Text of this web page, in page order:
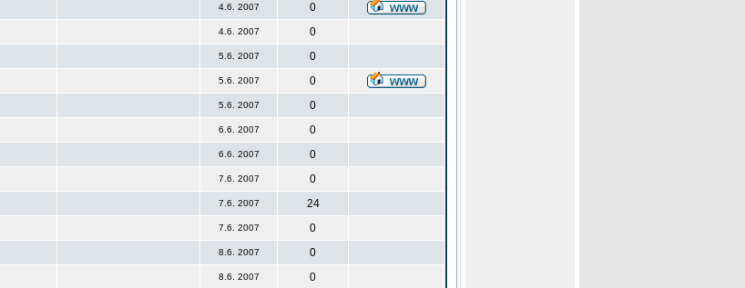
4.6. 2007
0
4.6. 2007
0
5.6. 2007
0
5.6. 2007
0
5.6. 2007
0
6.6. 2007
0
6.6. 2007
0
7.6. 2007
0
7.6. 2007
24
7.6. 2007
0
8.6. 2007
0
8.6. 2007
0